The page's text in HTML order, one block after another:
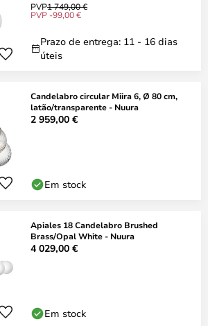
PVP1 749,00 €
PVP -99,00 €
Prazo de entrega: 11 - 16 dias
úteis
Candelabro circular Miira 6, Ø 80 cm,
latão/transparente - Nuura
2 959,00 €
Em stock
Apiales 18 Candelabro Brushed
Brass/Opal White - Nuura
4 029,00 €
Em stock